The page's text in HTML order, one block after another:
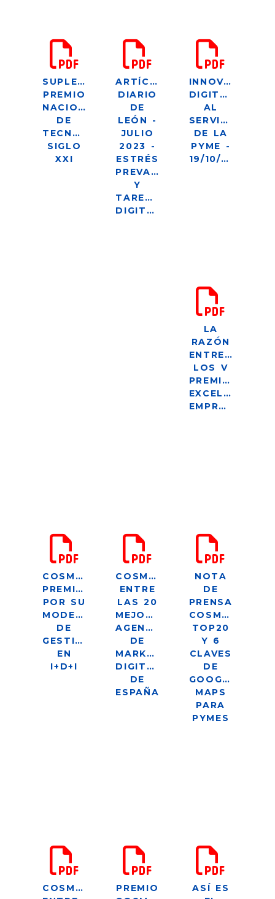
SUPLEMENTO:
PREMIO
NACIONAL
DE
TECNOLOGÍA
SIGLO
XXI
ARTÍCULO
DIARIO
DE
LEÓN -
JULIO
2023 -
ESTRÉS
PREVACACIONAL
Y
TAREAS
DIGITALES
INNOVACIÓN
DIGITAL
AL
SERVICIO
DE LA
PYME -
19/10/2023
LA
RAZÓN
ENTREGA
LOS V
PREMIOS
EXCELENCIA
EMPRESARIAL
COSMOMEDIA,
PREMIADA
POR SU
MODELO
DE
GESTIÓN
EN
I+D+I
COSMOMEDIA,
ENTRE
LAS 20
MEJORES
AGENCIAS
DE
MARKETING
DIGITAL
DE
ESPAÑA
NOTA
DE
PRENSA
COSMOMEDIA
TOP20
Y 6
CLAVES
DE
GOOGLE
MAPS
PARA
PYMES
COSMOMEDIAPREMIO
ASÍ ES